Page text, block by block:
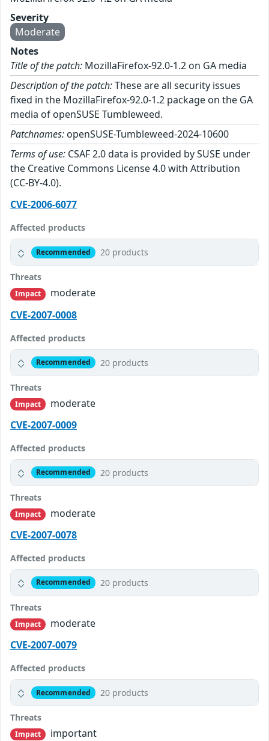
Severity
Moderate
Notes
Title of the patch: MozillaFirefox-92.0-1.2 on GA media
Description of the patch:These are all security issues
fixed in the MozillaFirefox-92.0-1.2 package on the GA
media of openSUSE Tumbleweed.
Patchnames: openSUSE-Tumbleweed-2024-10600
Terms of use: CSAF 2.0 data is provided by SUSE under
the Creative Commons License 4.0 with Attribution
(CC-BY-4.0).
CVE-2006-6077
Affected products
Recommended 20 products
Threats
Impact
moderate
CVE-2007-0008
Affected products
Recommended 20 products
Threats
Impact
moderate
CVE-2007-0009
Affected products
Recommended 20 products
Threats
Impact
moderate
CVE-2007-0078
Affected products
Recommended 20 products
Threats
Impact
moderate
CVE-2007-0079
Affected products
Recommended 20 products
Threats
Impact
important